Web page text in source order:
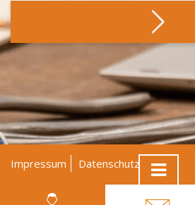
Impressum Datenschutz
AGB